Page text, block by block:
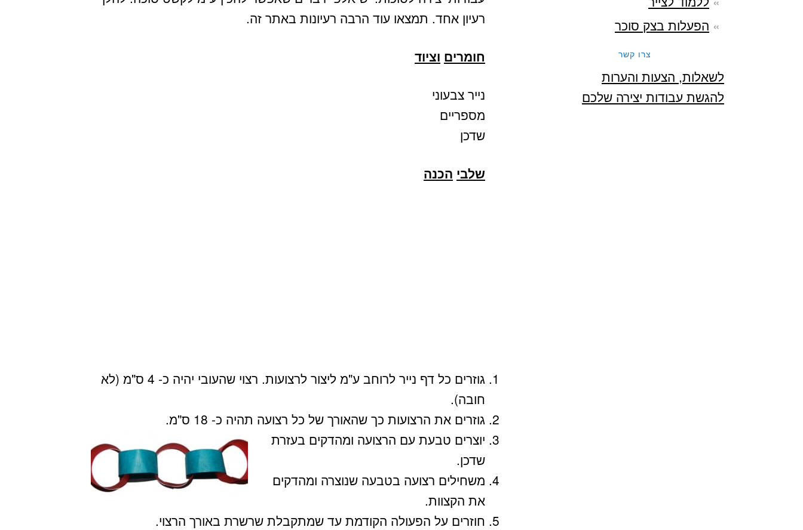
רעיון אחד. תמצאו עוד הרבה רעיונות באתר זה.
חומרים וציוד
נייר צבעוני
מספריים
שדכן
שלבי הכנה
גוזרים כל דף נייר לרוחב ע"מ ליצור לרצועות. רצוי שהעובי יהיה כ- 4 ס"מ (לא
חובה).
גוזרים את הרצועות כך שהאורך של כל רצועה תהיה כ- 18 ס"מ.
יוצרים טבעת עם הרצועה ומהדקים בעזרת
שדכן.
משחילים רצועה בטבעה שנוצרה ומהדקים
את הקצוות.
חוזרים על הפעולה הקודמת עד שמתקבלת שרשרת באורך הרצוי.
הפעלות בצק סוכר
צרו קשר
לשאלות, הצעות והערות
להגשת עבודות יצירה שלכם